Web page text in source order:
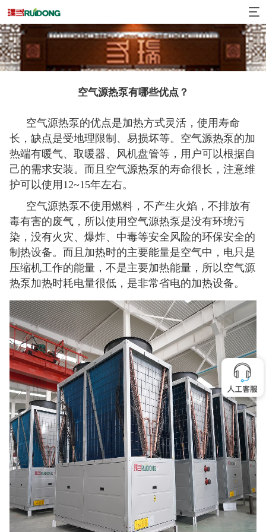
空气源热泵有哪些优点？
空气源热泵的优点是加热方式灵活，使用寿命
长，缺点是受地理限制、易损坏等。空气源热泵的加
热端有暖气、取暖器、风机盘管等，用户可以根据自
己的需求安装。而且空气源热泵的寿命很长，注意维
护可以使用12~15年左右。
空气源热泵不使用燃料，不产生火焰，不排放有
毒有害的废气，所以使用空气源热泵是没有环境污
染，没有火灾、爆炸、中毒等安全风险的环保安全的
制热设备。而且加热时的主要能量是空气中，电只是
压缩机工作的能量，不是主要加热能量，所以空气源
热泵加热时耗电量很低，是非常省电的加热设备。